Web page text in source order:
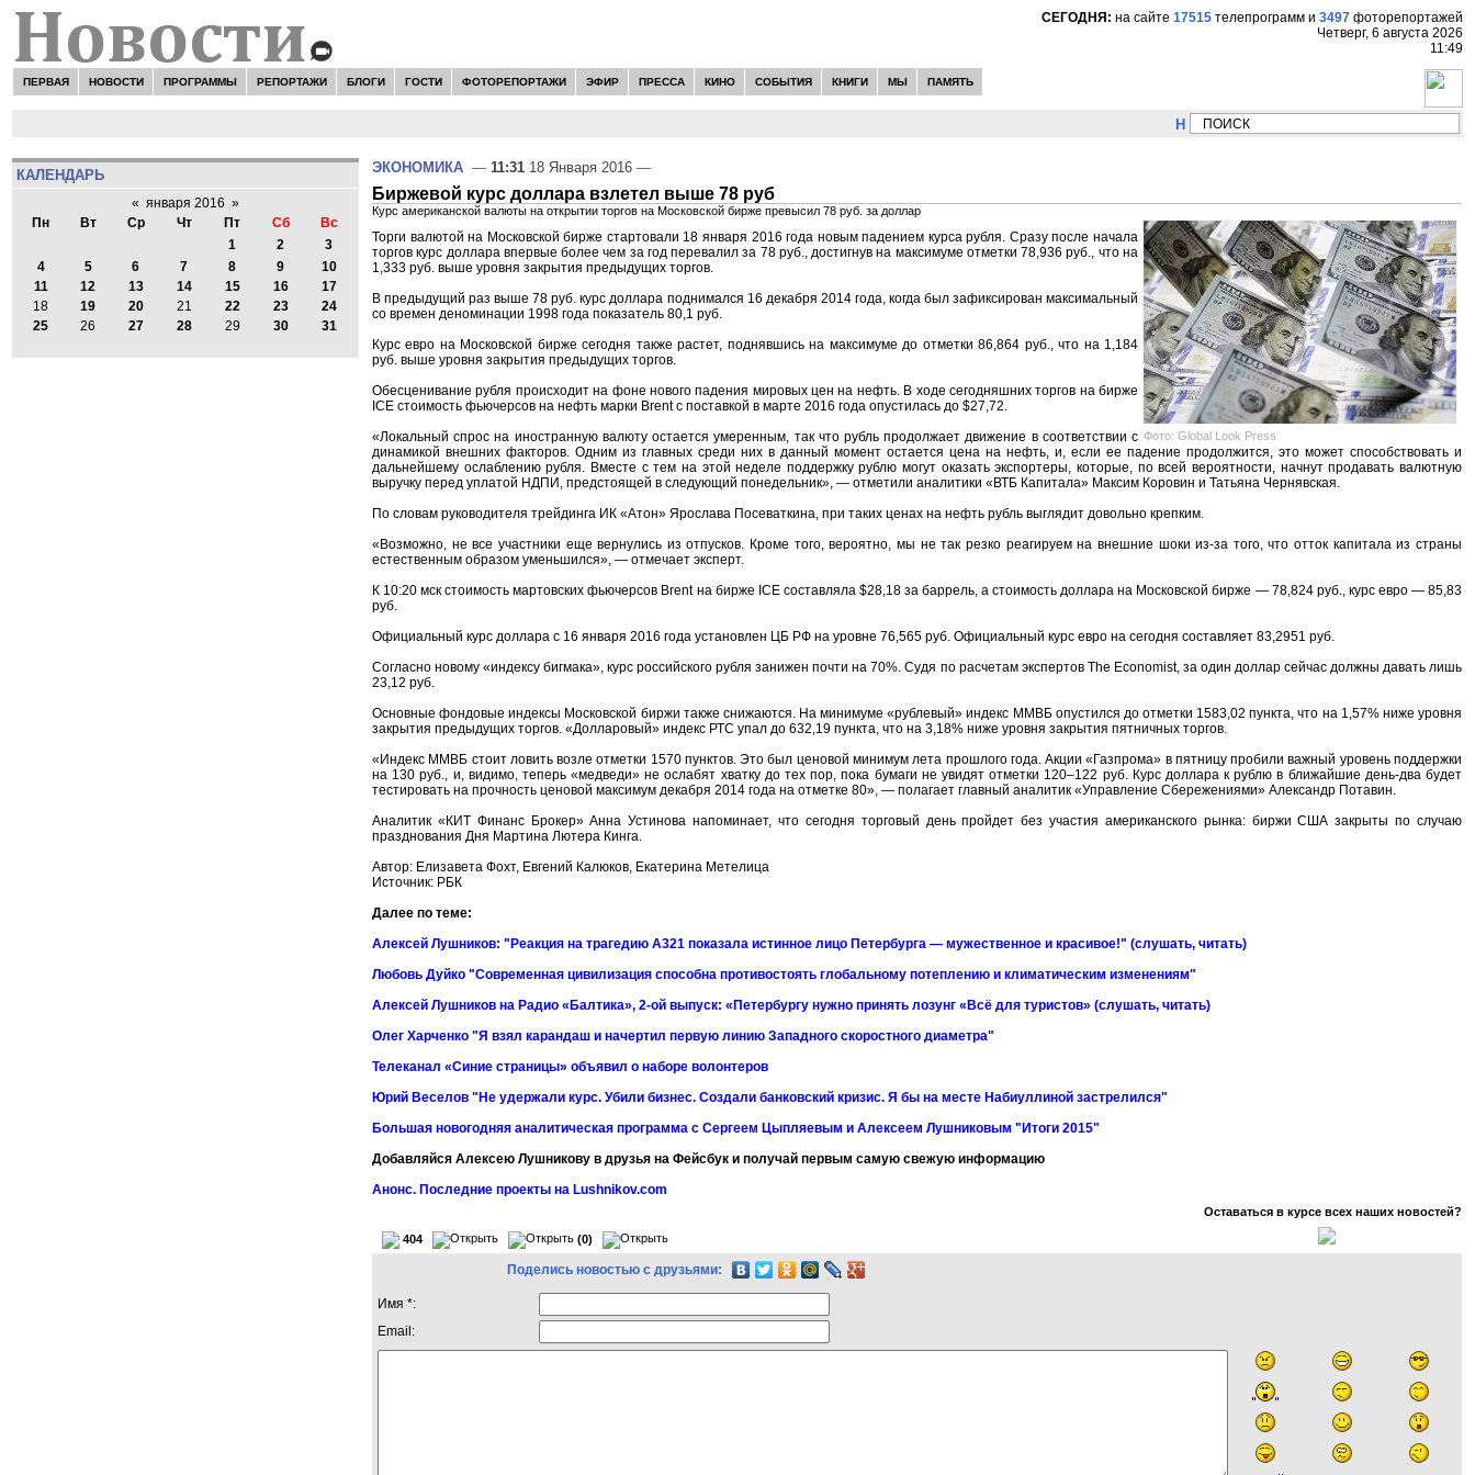
СЕГОДНЯ: на сайте 17515 телепрограмм и 3497 фоторепортажей
Четверг, 6 августа 2026
11:49
ПЕРВАЯ НОВОСТИ ПРОГРАММЫ РЕПОРТАЖИ БЛОГИ ГОСТИ ФОТОРЕПОРТАЖИ ЭФИР ПРЕССА КИНО СОБЫТИЯ КНИГИ МЫ ПАМЯТЬ
НОВОСТИ: Сергей Цыпляев "Мир как никогда
КАЛЕНДАРЬ
« января 2016 »
Пн
Вт Ср Чт Пт Сб
Вс
1
2
3
4
5 6 7 8 9
10
11
12 13 14 15 16
17
18
19 20 21 22 23
24
25
26 27 28 29 30 31
ЭКОНОМИКА — 11:31 18 Января 2016 —
Биржевой курс доллара взлетел выше 78 руб
Курс американской валюты на открытии торгов на Московской бирже превысил 78 руб. за доллар
Фото: Global Look Press
Торги валютой на Московской бирже стартовали 18 января 2016 года новым падением курса рубля. Сразу после начала
торгов курс доллара впервые более чем за год перевалил за 78 руб., достигнув на максимуме отметки 78,936 руб., что на
1,333 руб. выше уровня закрытия предыдущих торгов.
В предыдущий раз выше 78 руб. курс доллара поднимался 16 декабря 2014 года, когда был зафиксирован максимальный
со времен деноминации 1998 года показатель 80,1 руб.
Курс евро на Московской бирже сегодня также растет, поднявшись на максимуме до отметки 86,864 руб., что на 1,184
руб. выше уровня закрытия предыдущих торгов.
Обесценивание рубля происходит на фоне нового падения мировых цен на нефть. В ходе сегодняшних торгов на бирже
ICE стоимость фьючерсов на нефть марки Brent с поставкой в марте 2016 года опустилась до $27,72.
«Локальный спрос на иностранную валюту остается умеренным, так что рубль продолжает движение в соответствии с
динамикой внешних факторов. Одним из главных среди них в данный момент остается цена на нефть, и, если ее падение продолжится, это может способствовать и
дальнейшему ослаблению рубля. Вместе с тем на этой неделе поддержку рублю могут оказать экспортеры, которые, по всей вероятности, начнут продавать валютную
выручку перед уплатой НДПИ, предстоящей в следующий понедельник», — отметили аналитики «ВТБ Капитала» Максим Коровин и Татьяна Чернявская.
По словам руководителя трейдинга ИК «Атон» Ярослава Посеваткина, при таких ценах на нефть рубль выглядит довольно крепким.
«Возможно, не все участники еще вернулись из отпусков. Кроме того, вероятно, мы не так резко реагируем на внешние шоки из-за того, что отток капитала из страны
естественным образом уменьшился», — отмечает эксперт.
К 10:20 мск стоимость мартовских фьючерсов Brent на бирже ICE составляла $28,18 за баррель, а стоимость доллара на Московской бирже — 78,824 руб., курс евро — 85,83
руб.
Официальный курс доллара с 16 января 2016 года установлен ЦБ РФ на уровне 76,565 руб. Официальный курс евро на сегодня составляет 83,2951 руб.
Согласно новому «индексу бигмака», курс российского рубля занижен почти на 70%. Судя по расчетам экспертов The Economist, за один доллар сейчас должны давать лишь
23,12 руб.
Основные фондовые индексы Московской биржи также снижаются. На минимуме «рублевый» индекс ММВБ опустился до отметки 1583,02 пункта, что на 1,57% ниже уровня
закрытия предыдущих торгов. «Долларовый» индекс РТС упал до 632,19 пункта, что на 3,18% ниже уровня закрытия пятничных торгов.
«Индекс ММВБ стоит ловить возле отметки 1570 пунктов. Это был ценовой минимум лета прошлого года. Акции «Газпрома» в пятницу пробили важный уровень поддержки
на 130 руб., и, видимо, теперь «медведи» не ослабят хватку до тех пор, пока бумаги не увидят отметки 120–122 руб. Курс доллара к рублю в ближайшие день-два будет
тестировать на прочность ценовой максимум декабря 2014 года на отметке 80», — полагает главный аналитик «Управление Сбережениями» Александр Потавин.
Аналитик «КИТ Финанс Брокер» Анна Устинова напоминает, что сегодня торговый день пройдет без участия американского рынка: биржи США закрыты по случаю
празднования Дня Мартина Лютера Кинга.
Автор: Елизавета Фохт, Евгений Калюков, Екатерина Метелица
Источник: РБК
Далее по теме:
Алексей Лушников: "Реакция на трагедию А321 показала истинное лицо Петербурга — мужественное и красивое!" (слушать, читать)
Любовь Дуйко "Современная цивилизация способна противостоять глобальному потеплению и климатическим изменениям"
Алексей Лушников на Радио «Балтика», 2-ой выпуск: «Петербургу нужно принять лозунг «Всё для туристов» (слушать, читать)
Олег Харченко "Я взял карандаш и начертил первую линию Западного скоростного диаметра"
Телеканал «Синие страницы» объявил о наборе волонтеров
Юрий Веселов "Не удержали курс. Убили бизнес. Создали банковский кризис. Я бы на месте Набиуллиной застрелился"
Большая новогодняя аналитическая программа с Сергеем Цыпляевым и Алексеем Лушниковым "Итоги 2015"
Добавляйся Алексею Лушникову в друзья на Фейсбук и получай первым самую свежую информацию
Анонс. Последние проекты на Lushnikov.com
Оставаться в курсе всех наших новостей?
404 (0)
Поделись новостью с друзьями:
Имя *:
Email: